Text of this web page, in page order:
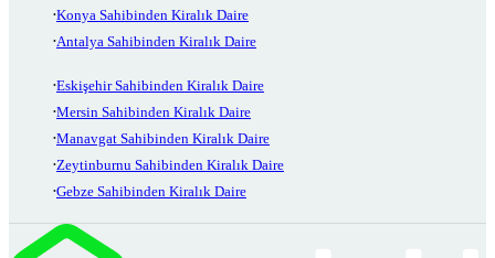
Konya Sahibinden Kiralık Daire
Antalya Sahibinden Kiralık Daire
Eskişehir Sahibinden Kiralık Daire
Mersin Sahibinden Kiralık Daire
Manavgat Sahibinden Kiralık Daire
Zeytinburnu Sahibinden Kiralık Daire
Gebze Sahibinden Kiralık Daire